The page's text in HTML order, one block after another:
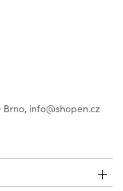
info@shopen.cz